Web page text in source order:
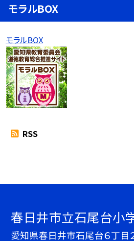
モラルBOX
モラルBOX
RSS
春日井市立石尾台小
愛知県春日井市石尾台６丁目